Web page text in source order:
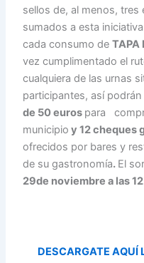
sellos de, al menos,
sumados a esta
cada consumo deTAPA
vez cumplimentado el
cualquiera de las urnas
participantes, así
de 50 euros para
municipio y 12 cheques
ofrecidos por bares y
de su gastronomía. El
29de noviembre a las
DESCARGATE AQUÍ